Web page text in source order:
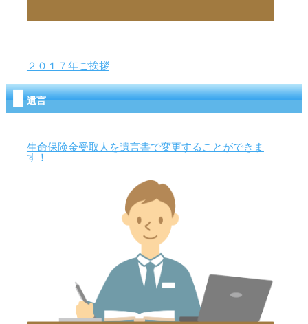
２０１７年ご挨拶
遺言
生命保険金受取人を遺言書で変更することができま
す！